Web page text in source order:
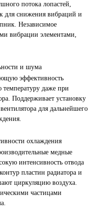
потока лопастей,
для снижения вибраций и
Независимое
вибрации элементами,
и шума
эффективность
даже при
Поддерживает установку
для дальнейшего
охлаждения
медные
интенсивность отвода
пластин радиатора и
циркуляцию воздуха.
частицами